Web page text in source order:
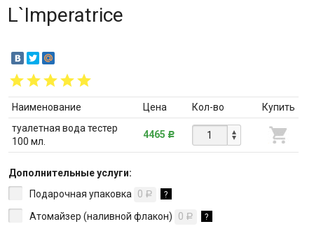
L`Imperatrice
Наименование Цена Кол-во
Купить
туалетная вода тестер
100 мл.
4465 Р
Дополнительные услуги:
Подарочная упаковка
0 Р ?
Атомайзер (наливной флакон) 0 Р ?